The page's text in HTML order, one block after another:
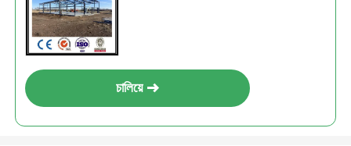
চালিয়ে